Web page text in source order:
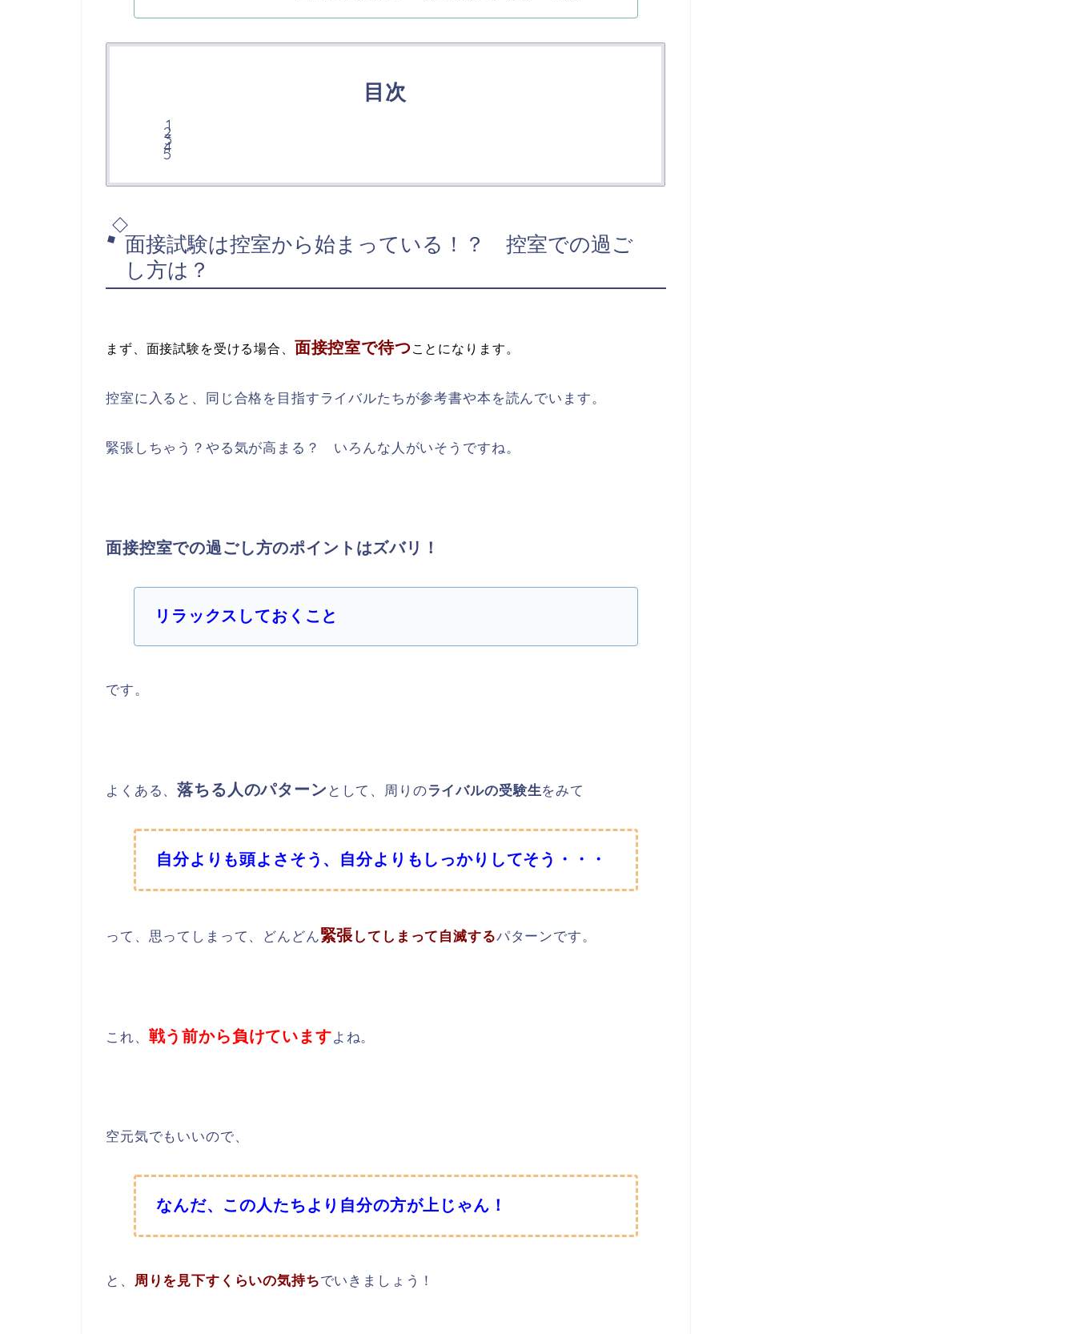
目次
面接試験は控室から始まっている！？ 控室での過ご
し方は？
まず、面接試験を受ける場合、 面接控室で待つことになります。
控室に入ると、同じ合格を目指すライバルたちが参考書や本を読んでいます。
緊張しちゃう？やる気が高まる？ いろんな人がいそうですね。
面接控室での過ごし方のポイントはズバリ！
リラックスしておくこと
です。
よくある、落ちる人のパターン として、周りのライバルの受験生をみて
自分よりも頭よさそう、自分よりもしっかりしてそう・・・
って、思ってしまって、どんどん緊張 してしまって自滅するパターンです。
これ、 戦う前から負けていますよね。
空元気でもいいので、
なんだ、この人たちより自分の方が上じゃん！
と、 周りを見下すくらいの気持ちでいきましょう！